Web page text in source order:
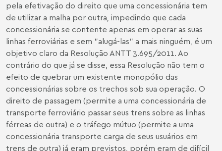
pela efetivação do direito que uma concessionária tem
de utilizar a malha por outra, impedindo que cada
concessionária se contente apenas em operar as suas
linhas ferroviárias e sem "alugá-las" a mais ninguém, é um
objetivo claro da Resolução ANTT 3.695/2011. Ao
contrário do que já se disse, essa Resolução não tem o
efeito de quebrar um existente monopólio das
concessionárias sobre os trechos sob sua operação. O
direito de passagem (permite a uma concessionária de
transporte ferroviário passar seus trens sobre as linhas
férreas de outra) e o tráfego mútuo (permite a uma
concessionária transporte carga de seus usuários em
trens de outra) já eram previstos, porém eram de difícil